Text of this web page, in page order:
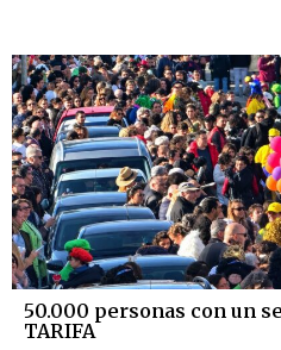
50.000 personas con un
TARIFA